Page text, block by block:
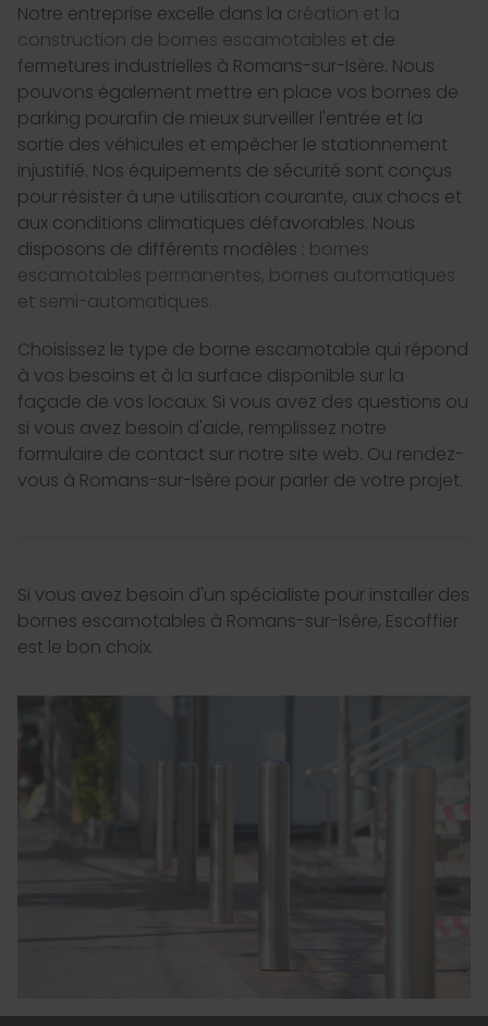
Notre entreprise excelle dans la création et la
construction de bornes escamotables et de
fermetures industrielles à Romans-sur-Isère. Nous
pouvons également mettre en place vos bornes de
parking pourafin de mieux surveiller l'entrée et la
sortie des véhicules et empêcher le stationnement
injustifié. Nos équipements de sécurité sont conçus
pour résister à une utilisation courante, aux chocs et
aux conditions climatiques défavorables. Nous
disposons de différents modèles : bornes
escamotables permanentes, bornes automatiques
et semi-automatiques.
Choisissez le type de borne escamotable qui répond
à vos besoins et à la surface disponible sur la
façade de vos locaux. Si vous avez des questions ou
si vous avez besoin d'aide, remplissez notre
formulaire de contact sur notre site web. Ou rendez-
vous à Romans-sur-Isère pour parler de votre projet.
Si vous avez besoin d'un spécialiste pour installer des
bornes escamotables à Romans-sur-Isère, Escoffier
est le bon choix.